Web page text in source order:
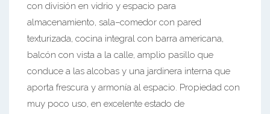
con división en vidrio y espacio para
almacenamiento, sala–comedor con pared
texturizada, cocina integral con barra americana,
balcón con vista a la calle, amplio pasillo que
conduce a las alcobas y una jardinera interna que
aporta frescura y armonía al espacio. Propiedad con
muy poco uso, en excelente estado de